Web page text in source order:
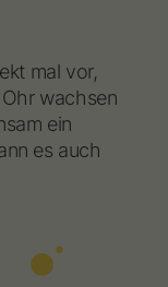
mal vor,
wachsen
ein
es auch